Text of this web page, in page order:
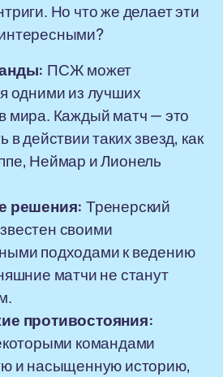
Но что же делает эти
ПСЖ может
одними из лучших
мира. Каждый матч — это
в действии таких звезд, как
Неймар и Лионель
решения: Тренерский
своими
подходами к ведению
матчи не станут
противостояния:
командами
и насыщенную историю,